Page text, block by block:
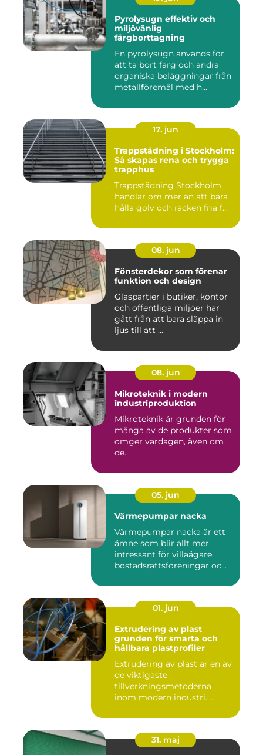
Pyrolysugn effektiv och
miljövänlig
färgborttagning
En pyrolysugn används för
att ta bort färg och andra
organiska beläggningar från
metallföremål med h...
17. jun
Trappstädning i Stockholm:
Så skapas rena och trygga
trapphus
Trappstädning Stockholm
handlar om mer än att bara
hålla golv och räcken fria f...
08. jun
Fönsterdekor som förenar
funktion och design
Glaspartier i butiker, kontor
och offentliga miljöer har
gått från att bara släppa in
ljus till att ...
08. jun
Mikroteknik i modern
industriproduktion
Mikroteknik är grunden för
många av de produkter som
omger vardagen, även om
de...
05. jun
Värmepumpar nacka
Värmepumpar nacka är ett
ämne som blir allt mer
intressant för villaägare,
bostadsrättsföreningar oc...
01. jun
Extrudering av plast
grunden för smarta och
hållbara plastprofiler
Extrudering av plast är en av
de viktigaste
tillverkningsmetoderna
inom modern industri.
31. maj